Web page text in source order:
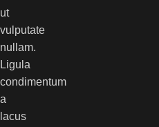
ut
vulputate
nullam.
Ligula
condimentum
a
lacus